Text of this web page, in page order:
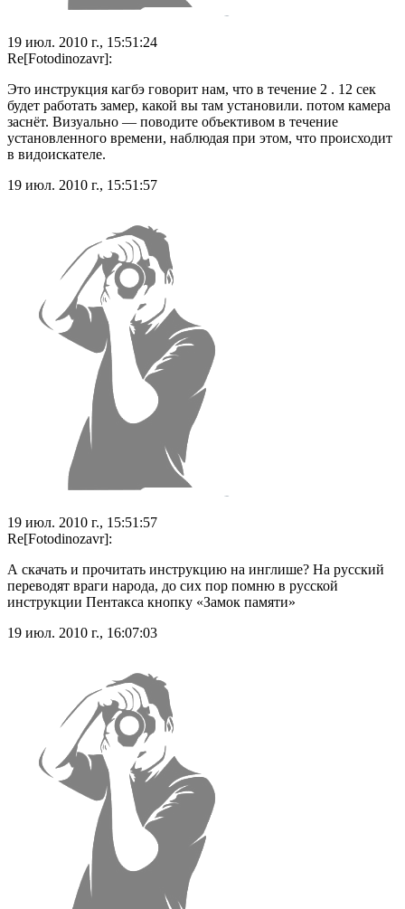
19 июл. 2010 г., 15:51:24
Re[Fotodinozavr]:
Это инструкция кагбэ говорит нам, что в течение 2 . 12 сек
будет работать замер, какой вы там установили. потом камера
заснёт. Визуально — поводите объективом в течение
установленного времени, наблюдая при этом, что происходит
в видоискателе.
19 июл. 2010 г., 15:51:57
19 июл. 2010 г., 15:51:57
Re[Fotodinozavr]:
А скачать и прочитать инструкцию на инглише? На русский
переводят враги народа, до сих пор помню в русской
инструкции Пентакса кнопку «Замок памяти»
19 июл. 2010 г., 16:07:03